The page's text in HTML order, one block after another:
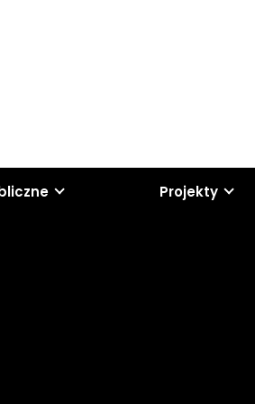
Projekty